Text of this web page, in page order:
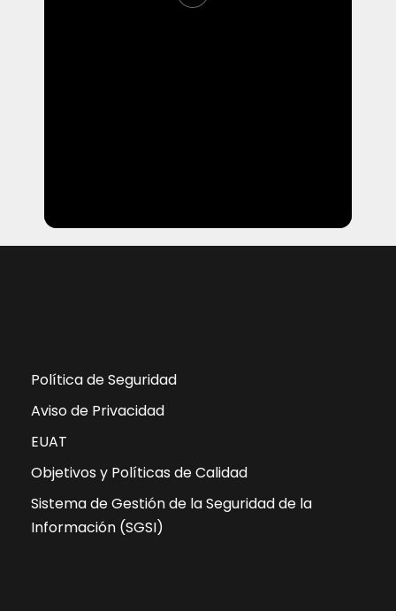
Política de Seguridad
Aviso de Privacidad
EUAT
Objetivos y Políticas de Calidad
Sistema de Gestión de la Seguridad de la
Información (SGSI)